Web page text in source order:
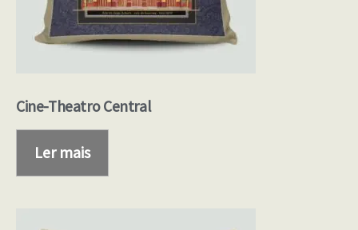
Cine-Theatro Central
Ler mais